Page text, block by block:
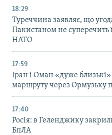
18:29
Туреччина заявляє, що
Пакистаном не суперечить
НАТО
17:59
Іран і Оман «дуже
маршруту через Ормузьку
17:40
Росія: в Геленджику
БпЛА